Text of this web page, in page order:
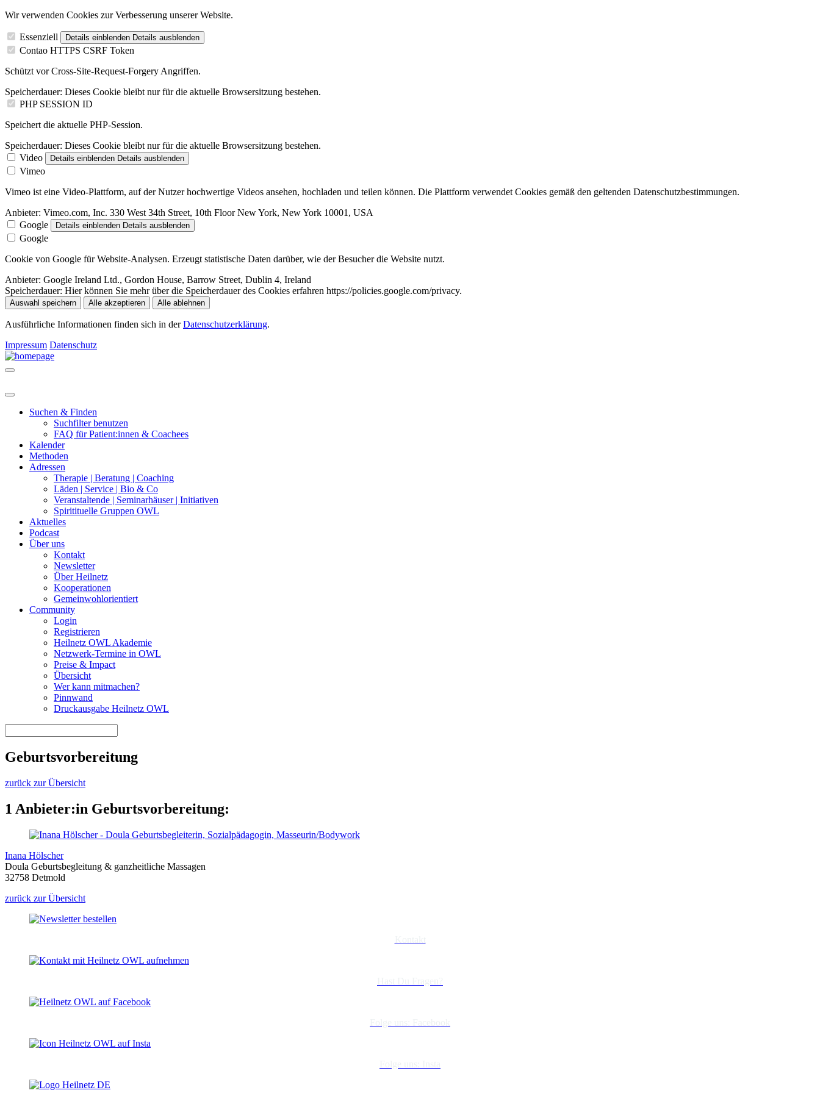
Wir verwenden Cookies zur Verbesserung unserer Website.
Essenziell Details einblenden Details ausblenden
Contao HTTPS CSRF Token
Schützt vor Cross-Site-Request-Forgery Angriffen.
Speicherdauer: Dieses Cookie bleibt nur für die aktuelle Browsersitzung bestehen.
PHP SESSION ID
Speichert die aktuelle PHP-Session.
Speicherdauer: Dieses Cookie bleibt nur für die aktuelle Browsersitzung bestehen.
Video
Details einblenden Details ausblenden
Vimeo
Vimeo ist eine Video-Plattform, auf der Nutzer hochwertige Videos ansehen, hochladen und teilen können. Die Plattform verwendet Cookies gemäß den geltenden Datenschutzbestimmungen.
Anbieter: Vimeo.com, Inc. 330 West 34th Street, 10th Floor New York, New York 10001, USA
Google
Details einblenden Details ausblenden
Google
Cookie von Google für Website-Analysen. Erzeugt statistische Daten darüber, wie der Besucher die Website nutzt.
Anbieter: Google Ireland Ltd., Gordon House, Barrow Street, Dublin 4, Ireland
Speicherdauer: Hier können Sie mehr über die Speicherdauer des Cookies erfahren https://policies.google.com/privacy.
Auswahl speichern Alle akzeptieren Alle ablehnen
Ausführliche Informationen finden sich in derDatenschutzerklärung.
Impressum Datenschutz
Suchen & Finden
Suchfilter benutzen
FAQ für Patient:innen & Coachees
Kalender
Methoden
Adressen
Therapie | Beratung | Coaching
Läden | Service | Bio & Co
Veranstaltende | Seminarhäuser | Initiativen
Spiritituelle Gruppen OWL
Aktuelles
Podcast
Über uns
Kontakt
Newsletter
Über Heilnetz
Kooperationen
Gemeinwohlorientiert
Community
Login
Registrieren
Heilnetz OWL Akademie
Netzwerk-Termine in OWL
Preise & Impact
Übersicht
Wer kann mitmachen?
Pinnwand
Druckausgabe Heilnetz OWL
Geburtsvorbereitung
zurück zur Übersicht
1 Anbieter:in Geburtsvorbereitung:
Inana Hölscher
Doula Geburtsbegleitung & ganzheitliche Massagen
32758 Detmold
zurück zur Übersicht